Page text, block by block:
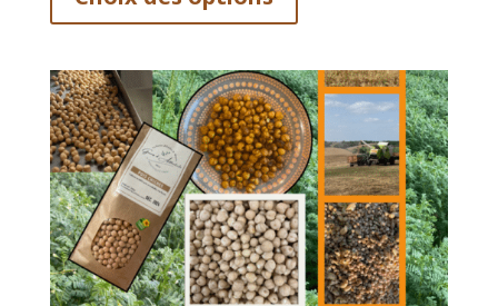
à
a
variations.
Les
options
peuvent
être
choisies
sur
la